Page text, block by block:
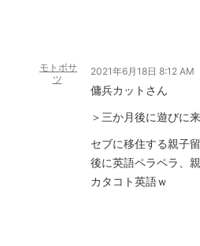
モトボサ
ツ
2021年6月18日 8:12 AM
傭兵カットさん
＞三か月後に遊びに
セブに移住する親子
後に英語ペラペラ、
カタコト英語ｗ